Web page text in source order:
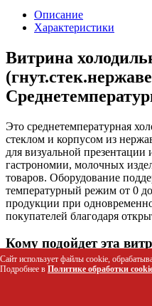
Описание
Характеристики
Витрина
Это среднетемпературная
стеклом и корпусом из
для визуальной презентации
гастрономии, молочных
товаров. Оборудование
температурный режим от 0
продукции при
покупателей благодаря
Кому подойдет эта
Владельцам
Сайт использует файлы cookie,
Подробнее в Политике обработки